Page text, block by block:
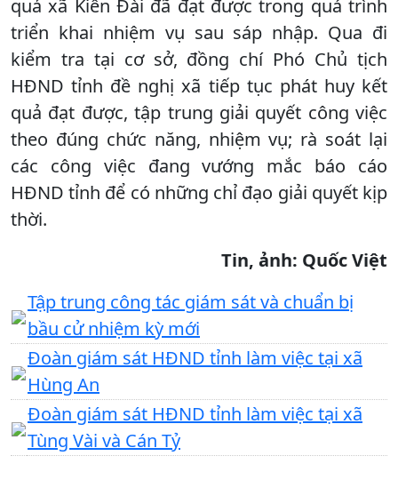
quả xã Kiên Đài đã đạt được trong quá trình
triển khai nhiệm vụ sau sáp nhập. Qua đi
kiểm tra tại cơ sở, đồng chí Phó Chủ tịch
HĐND tỉnh đề nghị xã tiếp tục phát huy kết
quả đạt được, tập trung giải quyết công việc
theo đúng chức năng, nhiệm vụ; rà soát lại
các công việc đang vướng mắc báo cáo
HĐND tỉnh để có những chỉ đạo giải quyết kịp
thời.
Tin, ảnh: Quốc Việt
Tập trung công tác giám sát và chuẩn bị
bầu cử nhiệm kỳ mới
Đoàn giám sát HĐND tỉnh làm việc tại xã
Hùng An
Đoàn giám sát HĐND tỉnh làm việc tại xã
Tùng Vài và Cán Tỷ